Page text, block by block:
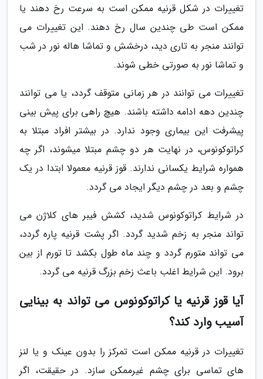
تغییرات در شکل قرنیه ممکن است به سرعت رخ دهند یا
ممکن است طی چندین سال رخ دهند. این تغییرات می
توانند منجر به تاری دید، درخشش و تماشا هاله نور در شب
و تماشا نور به صورتی خطی شوند.
تغییرات می توانند در هر زمانی متوقف گردد، یا می توانند
چندین دهه ادامه داشته باشند. هیچ راهی برای پیش بینی
پیشرفت این بیماری وجود ندارد. در بیشتر افراد مبتلا به
کراتوکونوس، در نهایت هر دو چشم مبتلا میشوند، اگر چه
همواره شرایط یکسانی ندارند. قوز قرنیه معمولا ابتدا در یک
چشم و بعد در چشم دیگر ایجاد می گردد.
در شرایط کراتوکونوس شدید، کشش فیبر های کلاژن می
تواند منجر به زخم شدید گردد. اگر پشت قرنیه پاره گردد،
می تواند متورم گردد و چند ماه طول بکشد تا تورم از بین
برود. این شرایط اغلب باعث زخم بزرگ قرنیه می گردد.
آیا قوز قرنیه یا کراتوکونوس می تواند به بینایی
آسیب وارد کند؟
تغییرات در قرنیه ممکن است تمرکز را بدون عینک و یا لنز
های تماسی برای چشم غیرممکن سازد. در حقیقت، اگر